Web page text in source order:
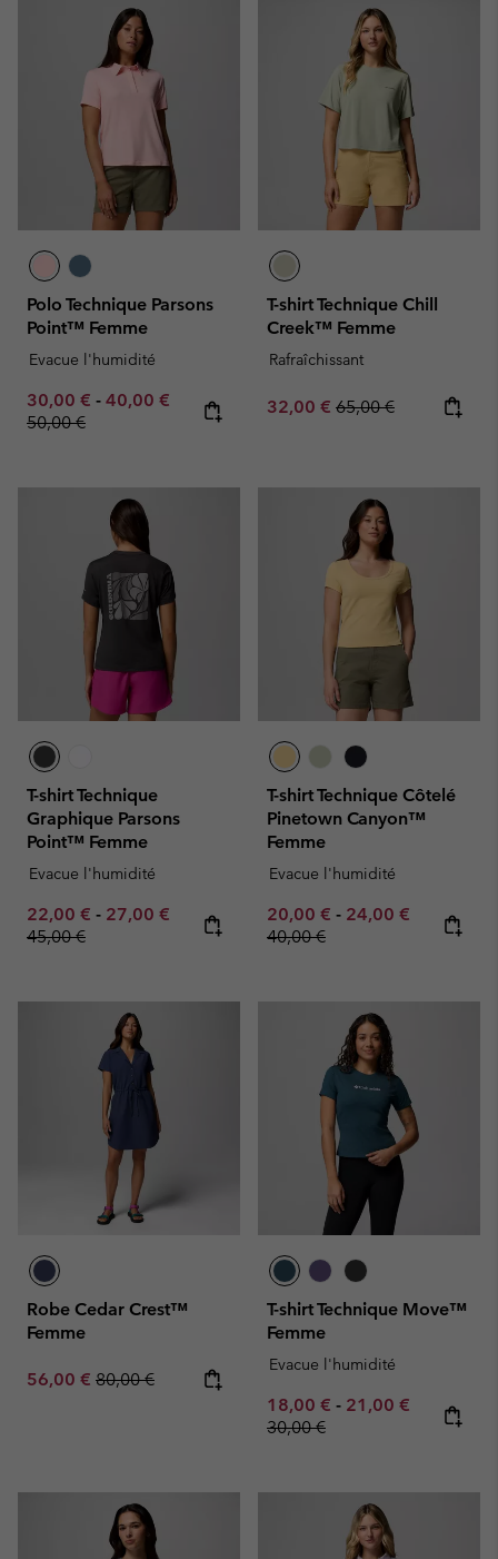
Polo Technique Parsons
Point™ Femme
Evacue l'humidité
Minimum sale price:
30,00 € - Maximum sale price:
40,00 € Regular price:
50,00 €
T-shirt Technique Chill
Creek™ Femme
Rafraîchissant
Sale price:
32,00 € Regular price:
65,00 €
T-shirt Technique
Graphique Parsons
Point™ Femme
Evacue l'humidité
Minimum sale price:
22,00 € - Maximum sale price:
27,00 € Regular price:
45,00 €
T-shirt Technique Côtelé
Pinetown Canyon™
Femme
Evacue l'humidité
Minimum sale price:
20,00 € - Maximum sale
24,00 € Regular
40,00 €
Robe Cedar Crest™
Femme
Sale price:
56,00 € Regular price:
80,00 €
T-shirt Technique Move™
Femme
Evacue l'humidité
Minimum sale price:
18,00 € - Maximum sale
21,00 € Regular
30,00 €